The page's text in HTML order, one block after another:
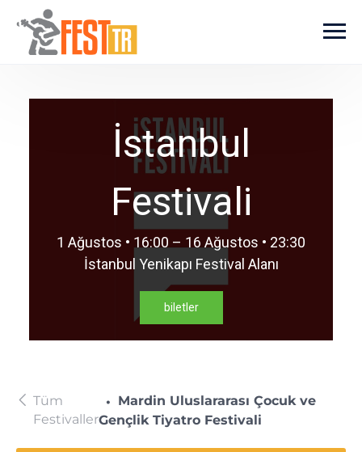
Ana içeriğe atla
İstanbul
Festivali
1 Ağustos • 16:00 – 16 Ağustos • 23:30
İstanbul Yenikapı Festival Alanı
biletler
Tüm
Festivaller
Mardin Uluslararası Çocuk ve
Gençlik Tiyatro Festivali